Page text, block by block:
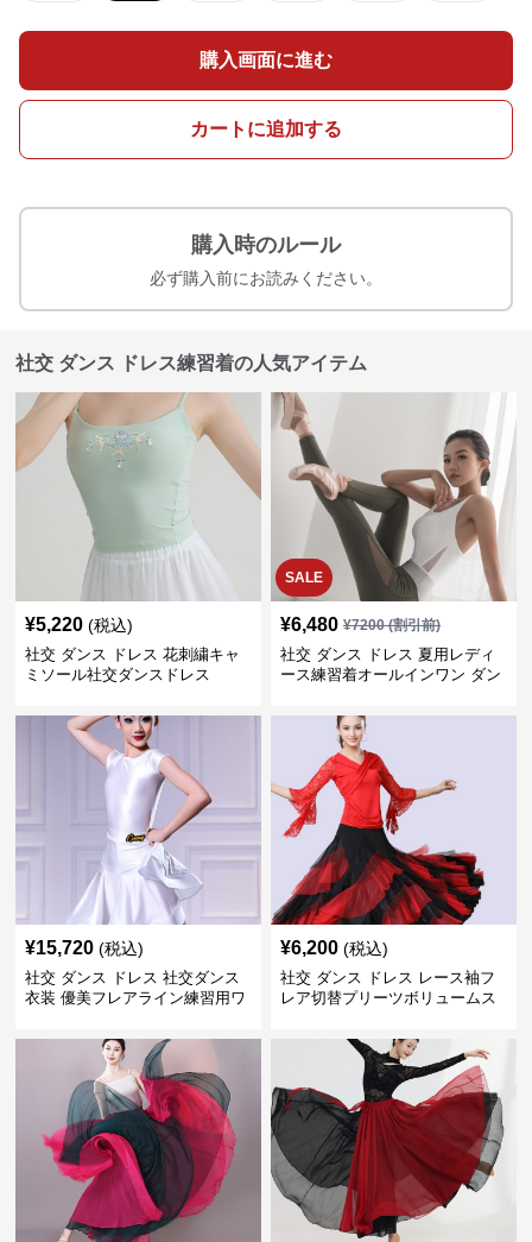
購入画面に進む
カートに追加する
購入時のルール
必ず購入前にお読みください。
社交 ダンス ドレス練習着の人気アイテム
¥5,220 (税込)
社交 ダンス ドレス 花刺繍キャ
ミソール社交ダンスドレス
SALE
¥6,480 ¥7200(割引前)
社交 ダンス ドレス 夏用レディ
ース練習着オールインワン ダン
¥15,720 (税込)
社交 ダンス ドレス 社交ダンス
衣装 優美フレアライン練習用ワ
¥6,200 (税込)
社交 ダンス ドレス レース袖フ
レア切替プリーツボリュームス